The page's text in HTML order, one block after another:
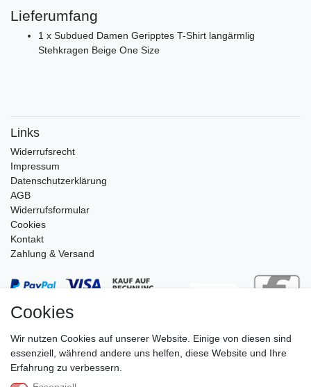
Lieferumfang
1 x Subdued Damen Geripptes T-Shirt langärmlig
Stehkragen Beige One Size
Links
Widerrufs­recht
Impressum
Daten­schutz­erklärung
AGB
Widerrufsformular
Cookies
Kontakt
Zahlung & Versand
Cookies
Wir nutzen Cookies auf unserer Website. Einige von diesen sind
essenziell, während andere uns helfen, diese Website und Ihre
Erfahrung zu verbessern.